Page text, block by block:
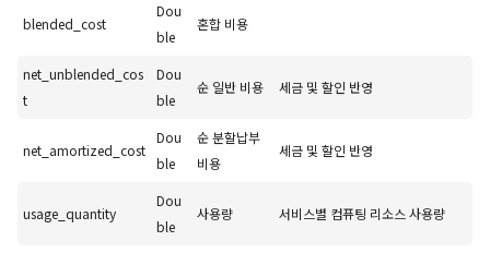
blended_cost
Dou
ble
혼합 비용
net_unblended_cos
t
Dou
ble
순 일반 비용 세금 및 할인 반영
net_amortized_cost
Dou
ble
순 분할납부
비용
세금 및 할인 반영
usage_quantity
Dou
ble
사용량 서비스별 컴퓨팅 리소스 사용량